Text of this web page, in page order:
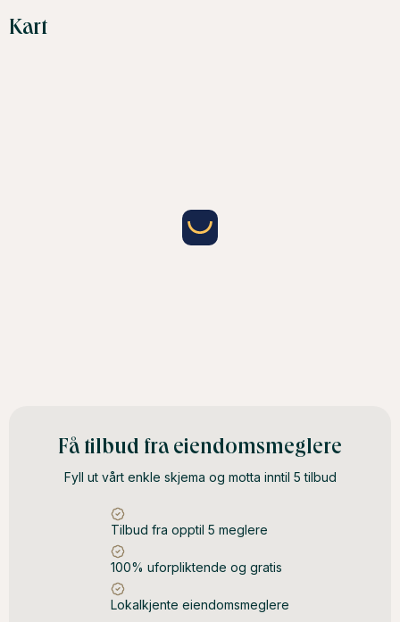
Kart
Få tilbud fra eiendomsmeglere
Fyll ut vårt enkle skjema og motta inntil 5 tilbud
Tilbud fra opptil 5 meglere
100% uforpliktende og gratis
Lokalkjente eiendomsmeglere